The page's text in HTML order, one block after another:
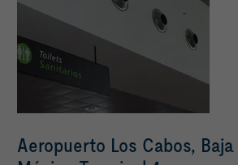
Aeropuerto Los Cabos,